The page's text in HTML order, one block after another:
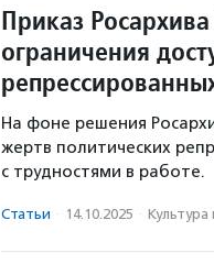
Приказ
ограничения
На фоне решения
жертв политических
с трудностями в работе.
Статьи · 14.10.2025 ·